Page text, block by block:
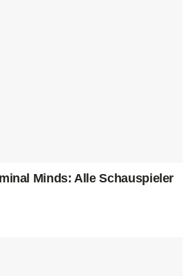
Minds: Alle Schauspieler